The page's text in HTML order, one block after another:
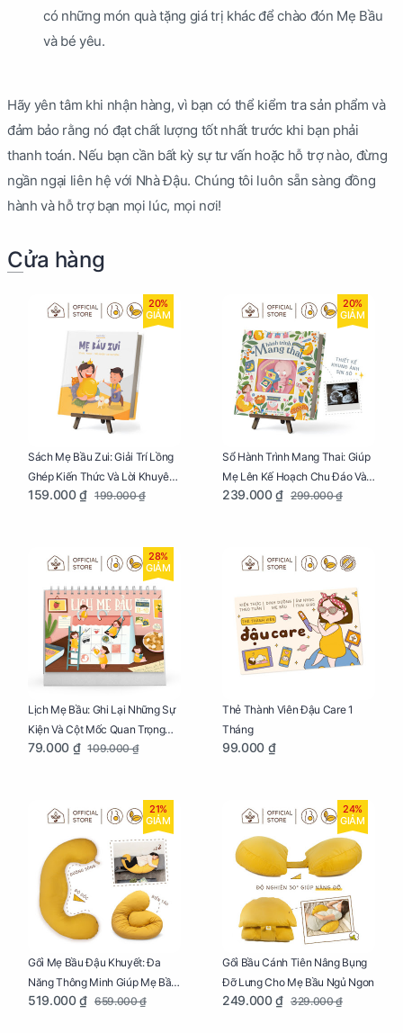
có những món quà tặng giá trị khác để chào đón Mẹ Bầu
và bé yêu.
Hãy yên tâm khi nhận hàng, vì bạn có thể kiểm tra sản phẩm và
đảm bảo rằng nó đạt chất lượng tốt nhất trước khi bạn phải
thanh toán. Nếu bạn cần bất kỳ sự tư vấn hoặc hỗ trợ nào, đừng
ngần ngại liên hệ với Nhà Đậu. Chúng tôi luôn sẵn sàng đồng
hành và hỗ trợ bạn mọi lúc, mọi nơi!
Cửa hàng
20%
GIẢM
Sách Mẹ Bầu Zui: Giải Trí Lồng
Ghép Kiến Thức Và Lời Khuyên
Mang Thai Bổ Ích
159.000 ₫ 199.000 ₫
20%
GIẢM
Sổ Hành Trình Mang Thai: Giúp
Mẹ Lên Kế Hoạch Chu Đáo Và
Lưu Giữ Kỷ Niệm Mang Thai
239.000 ₫ 299.000 ₫
28%
GIẢM
Lịch Mẹ Bầu: Ghi Lại Những Sự
Kiện Và Cột Mốc Quan Trọng
Của Mẹ Và Bé
79.000 ₫ 109.000 ₫
Thẻ Thành Viên Đậu Care 1
Tháng
99.000 ₫
21%
GIẢM
Gối Mẹ Bầu Đậu Khuyết: Đa
Năng Thông Minh Giúp Mẹ Bầu
Ngủ Ngon, Cho Bé Bú Sau Sinh
519.000 ₫ 659.000 ₫
24%
GIẢM
Gối Bầu Cánh Tiên Nâng Bụng
Đỡ Lưng Cho Mẹ Bầu Ngủ Ngon
249.000 ₫ 329.000 ₫